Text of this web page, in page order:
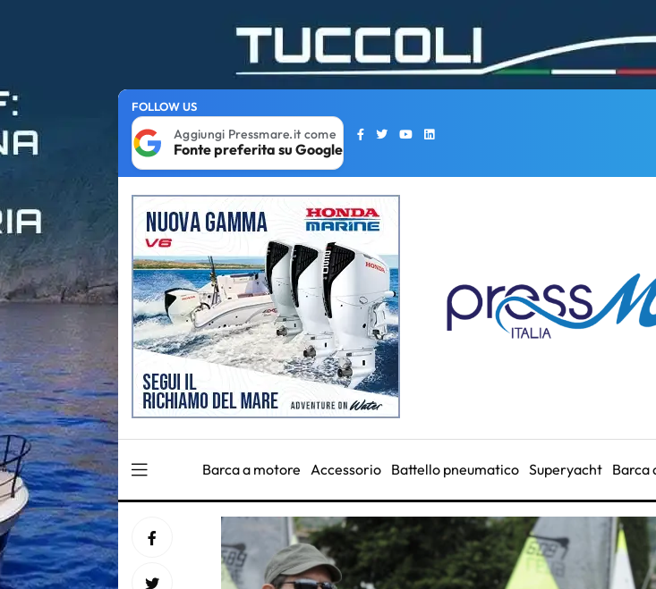
FOLLOW US
Aggiungi Pressmare.it come
Fonte preferita su Google
Barca a motore Accessorio Battello pneumatico Superyacht Barca